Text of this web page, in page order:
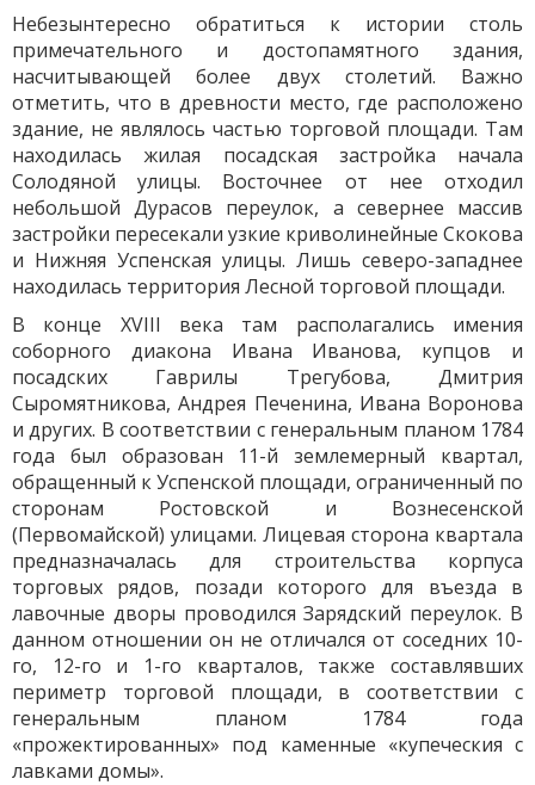
Небезынтересно обратиться к истории столь
примечательного и достопамятного здания,
насчитывающей более двух столетий. Важно
отметить, что в древности место, где расположено
здание, не являлось частью торговой площади. Там
находилась жилая посадская застройка начала
Солодяной улицы. Восточнее от нее отходил
небольшой Дурасов переулок, а севернее массив
застройки пересекали узкие криволинейные Скокова
и Нижняя Успенская улицы. Лишь северо-западнее
находилась территория Лесной торговой площади.
В конце XVIII века там располагались имения
соборного диакона Ивана Иванова, купцов и
посадских Гаврилы Трегубова, Дмитрия
Сыромятникова, Андрея Печенина, Ивана Воронова
и других. В соответствии с генеральным планом 1784
года был образован 11-й землемерный квартал,
обращенный к Успенской площади, ограниченный по
сторонам Ростовской и Вознесенской
(Первомайской) улицами. Лицевая сторона квартала
предназначалась для строительства корпуса
торговых рядов, позади которого для въезда в
лавочные дворы проводился Зарядский переулок. В
данном отношении он не отличался от соседних 10-
го, 12-го и 1-го кварталов, также составлявших
периметр торговой площади, в соответствии с
генеральным планом 1784 года
«прожектированных» под каменные «купеческия с
лавками домы».